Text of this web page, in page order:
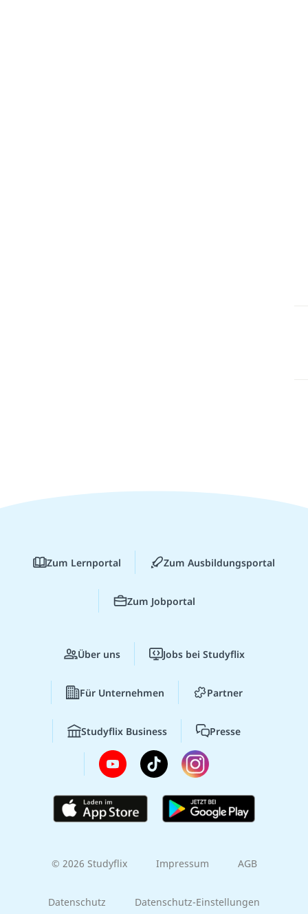
Zum Lernportal Zum Ausbildungsportal
Zum Jobportal
Über uns Jobs bei Studyflix
Für Unternehmen Partner
Studyflix Business Presse
© 2026 Studyflix Impressum AGB
Datenschutz Datenschutz-Einstellungen